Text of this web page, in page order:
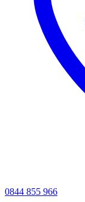
0844 855 966